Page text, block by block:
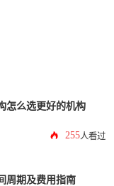
怎么选更好的机构
255人看过
周期及费用指南